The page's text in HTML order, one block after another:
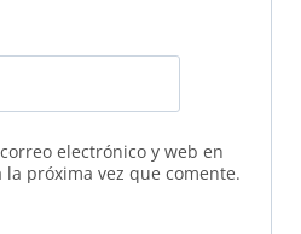
electrónico y web en
próxima vez que comente.